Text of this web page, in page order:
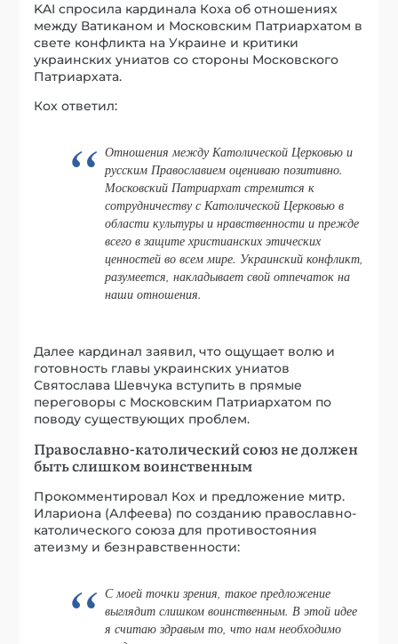
KAI спросила кардинала Коха об отношениях
между Ватиканом и Московским Патриархатом в
свете конфликта на Украине и критики
украинских униатов со стороны Московского
Патриархата.
Кох ответил:
Отношения между Католической Церковью и
русским Православием оцениваю позитивно.
Московский Патриархат стремится к
сотрудничеству с Католической Церковью в
области культуры и нравственности и прежде
всего в защите христианских этических
ценностей во всем мире. Украинский конфликт,
разумеется, накладывает свой отпечаток на
наши отношения.
Далее кардинал заявил, что ощущает волю и
готовность главы украинских униатов
Святослава Шевчука вступить в прямые
переговоры с Московским Патриархатом по
поводу существующих проблем.
Православно-католический союз не должен
быть слишком воинственным
Прокомментировал Кох и предложение митр.
Илариона (Алфеева) по созданию православно-
католического союза для противостояния
атеизму и безнравственности:
С моей точки зрения, такое предложение
выглядит слишком воинственным. В этой идее
я считаю здравым то, что нам необходимо